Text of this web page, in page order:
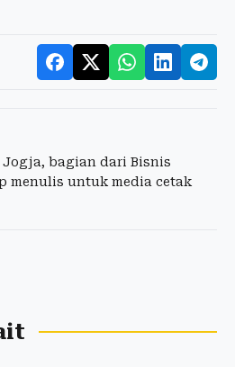
bagian dari Bisnis
menulis untuk media cetak